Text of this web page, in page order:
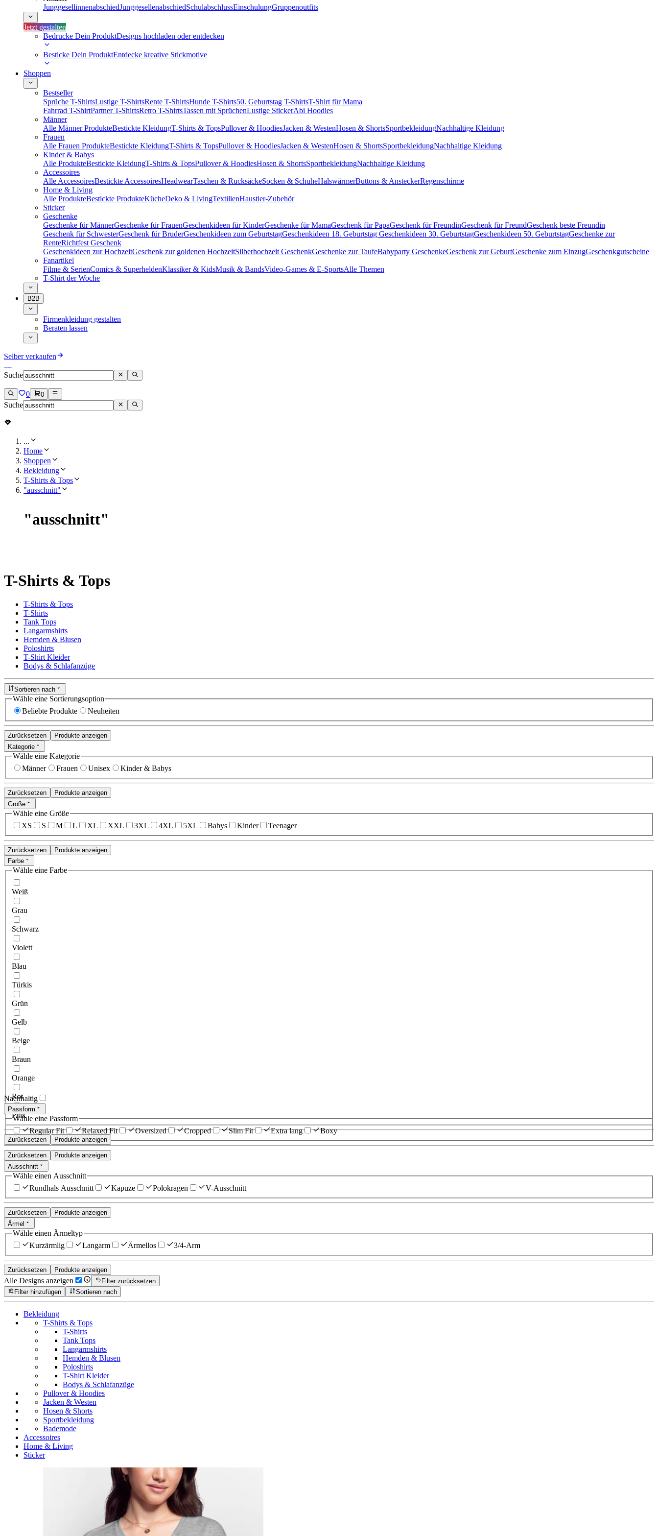
JunggesellinnenabschiedJunggesellenabschiedSchulabschlussEinschulungGruppenoutfits
Jetzt gestalten
Bedrucke Dein ProduktDesigns hochladen oder entdecken
Besticke Dein ProduktEntdecke kreative Stickmotive
Shoppen
Bestseller
Sprüche T-ShirtsLustige T-ShirtsRente T-ShirtsHunde T-Shirts50. Geburtstag T-ShirtsT-Shirt für Mama
Fahrrad T-ShirtPartner T-ShirtsRetro T-ShirtsTassen mit SprüchenLustige StickerAbi Hoodies
Männer
Alle Männer ProdukteBestickte KleidungT-Shirts & TopsPullover & HoodiesJacken & WestenHosen & ShortsSportbekleidungNachhaltige Kleidung
Frauen
Alle Frauen ProdukteBestickte KleidungT-Shirts & TopsPullover & HoodiesJacken & WestenHosen & ShortsSportbekleidungNachhaltige Kleidung
Kinder & Babys
Alle ProdukteBestickte KleidungT-Shirts & TopsPullover & HoodiesHosen & ShortsSportbekleidungNachhaltige Kleidung
Accessoires
Alle AccessoiresBestickte AccessoiresHeadwearTaschen & RucksäckeSocken & SchuheHalswärmerButtons & AnsteckerRegenschirme
Home & Living
Alle ProdukteBestickte ProdukteKücheDeko & LivingTextilienHaustier-Zubehör
Sticker
Geschenke
Geschenke für MännerGeschenke für FrauenGeschenkideen für KinderGeschenke für MamaGeschenk für PapaGeschenk für FreundinGeschenk für FreundGeschenk beste Freundin
Geschenk für SchwesterGeschenk für BruderGeschenkideen zum GeburtstagGeschenkideen 18. Geburtstag Geschenkideen 30. GeburtstagGeschenkideen 50. GeburtstagGeschenke zur
RenteRichtfest Geschenk
Geschenkideen zur HochzeitGeschenk zur goldenen HochzeitSilberhochzeit GeschenkGeschenke zur TaufeBabyparty GeschenkeGeschenk zur GeburtGeschenke zum EinzugGeschenkgutscheine
Fanartikel
Filme & SerienComics & SuperheldenKlassiker & KidsMusik & BandsVideo-Games & E-SportsAlle Themen
T-Shirt der Woche
B2B
Firmenkleidung gestalten
Beraten lassen
Selber verkaufen
Suche
0 0
Suche
...
Home
Shoppen
Bekleidung
T-Shirts & Tops
"ausschnitt"
"ausschnitt"
T-Shirts & Tops
T-Shirts & Tops
T-Shirts
Tank Tops
Langarmshirts
Hemden & Blusen
Poloshirts
T-Shirt Kleider
Bodys & Schlafanzüge
Sortieren nach
Wähle eine Sortierungsoption
Beliebte Produkte
Neuheiten
Zurücksetzen
Produkte anzeigen
Kategorie
Wähle eine Kategorie
Männer
Frauen Unisex Kinder & Babys
Zurücksetzen
Produkte anzeigen
Größe
Wähle eine Größe
XS
S M L XL XXL 3XL 4XL 5XL Babys Kinder Teenager
Zurücksetzen
Produkte anzeigen
Farbe
Wähle eine Farbe
Weiß
Grau
Schwarz
Violett
Blau
Türkis
Grün
Gelb
Beige
Braun
Orange
Rot
Pink
Zurücksetzen Produkte anzeigen
Nachhaltig
Passform
Wähle eine Passform
Regular Fit
Relaxed Fit Oversized Cropped Slim Fit Extra lang Boxy
Zurücksetzen
Produkte anzeigen
Ausschnitt
Wähle einen Ausschnitt
Rundhals Ausschnitt
Kapuze Polokragen V-Ausschnitt
Zurücksetzen
Produkte anzeigen
Ärmel
Wähle einen Ärmeltyp
Kurzärmlig
Langarm Ärmellos 3/4-Arm
Zurücksetzen Produkte anzeigen
Alle Designs anzeigen
Filter zurücksetzen
Filter hinzufügen
Sortieren nach
Bekleidung
T-Shirts & Tops
T-Shirts
Tank Tops
Langarmshirts
Hemden & Blusen
Poloshirts
T-Shirt Kleider
Bodys & Schlafanzüge
Pullover & Hoodies
Jacken & Westen
Hosen & Shorts
Sportbekleidung
Bademode
Accessoires
Home & Living
Sticker